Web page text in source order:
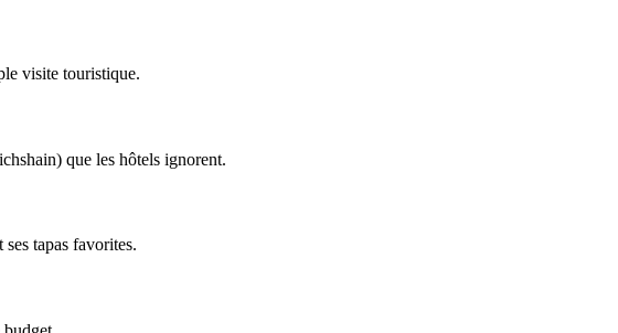
visite touristique.
que les hôtels ignorent.
tapas favorites.